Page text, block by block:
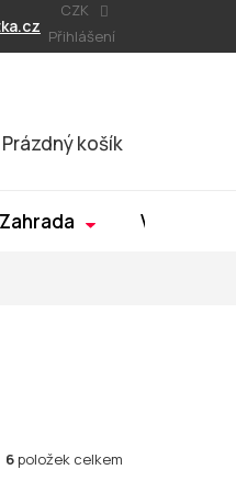
CZK
Přihlášení
Nákupní
košík
Prázdný košík
Zahrada Výprodej
6položek celkem